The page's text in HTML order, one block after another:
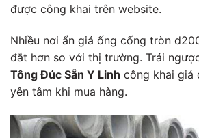
được công khai trên website.
Nhiều nơi ẩn giá ống cống tròn
đắt hơn so với thị trường. Trái
Tông Đúc Sẵn Y Linh công khai giá
yên tâm khi mua hàng.